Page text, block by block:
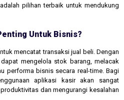
adalah pilihan terbaik untuk mendukung
Untuk Bisnis?
mencatat transaksi jual beli. Dengan
mengelola stok barang, melacak
performa bisnis secara real-time. Bagi
aplikasi kasir akan sangat
dan mengurangi kesalahan